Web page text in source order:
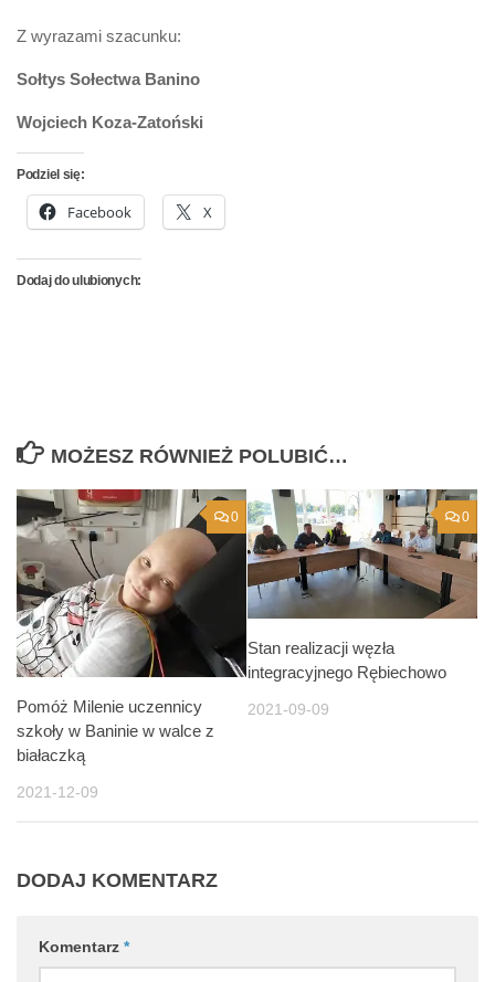
Z wyrazami szacunku:
Sołtys Sołectwa Banino
Wojciech Koza-Zatoński
Podziel się:
Facebook X
Dodaj do ulubionych:
MOŻESZ RÓWNIEŻ POLUBIĆ…
0
Pomóż Milenie uczennicy
szkoły w Baninie w walce z
białaczką
2021-12-09
0
Stan realizacji węzła
integracyjnego Rębiechowo
2021-09-09
DODAJ KOMENTARZ
Komentarz *